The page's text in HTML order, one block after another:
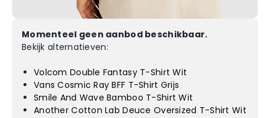
Momenteel geen aanbod beschikbaar.
Bekijk alternatieven:
Volcom Double Fantasy T-Shirt Wit
Vans Cosmic Ray BFF T-Shirt Grijs
Smile And Wave Bamboo T-Shirt Wit
Another Cotton Lab Deuce Oversized T-Shirt Wit